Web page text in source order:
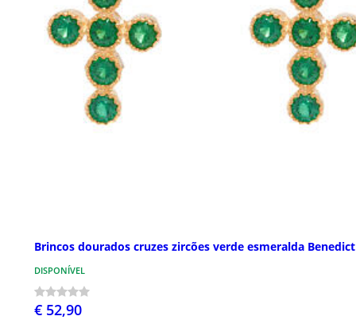
Brincos dourados cruzes zircões verde esmeralda
DISPONÍVEL
€ 52,90